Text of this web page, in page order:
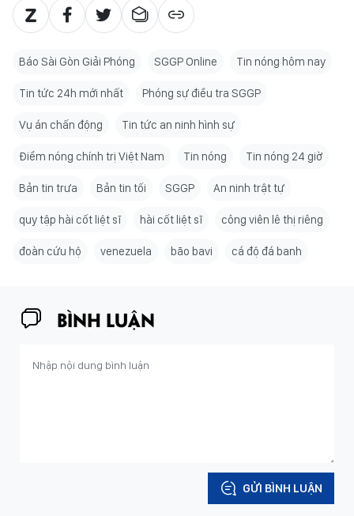
Báo Sài Gòn Giải Phóng SGGP Online Tin nóng hôm nay
Tin tức 24h mới nhất Phóng sự điều tra SGGP
Vụ án chấn động Tin tức an ninh hình sự
Điểm nóng chính trị Việt Nam Tin nóng Tin nóng 24 giờ
Bản tin trưa Bản tin tối SGGP An ninh trật tự
quy tập hài cốt liệt sĩ hài cốt liệt sĩ công viên lê thị riêng
đoàn cứu hộ venezuela bão bavi cá độ đá banh
BÌNH LUẬN
GỬI BÌNH LUẬN